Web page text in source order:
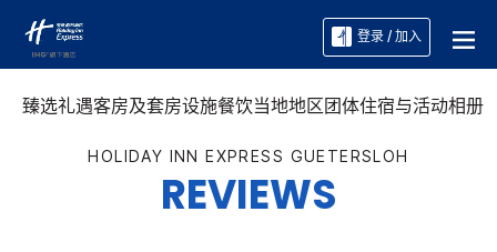
登录 / 加入
臻选礼遇客房及套房设施餐饮当地地区团体住宿与活动相册
HOLIDAY INN EXPRESS GUETERSLOH
REVIEWS